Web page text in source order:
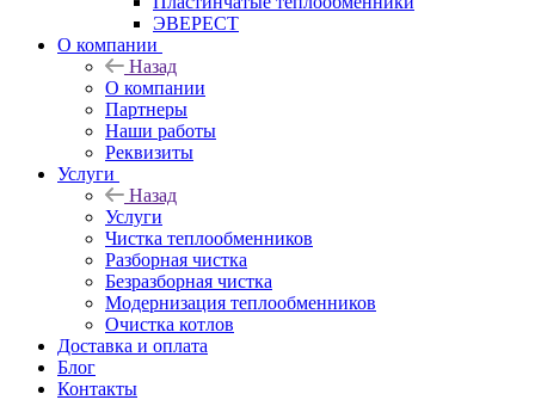
ЭВЕРЕСТ
О компании
Назад
О компании
Партнеры
Наши работы
Реквизиты
Услуги
Назад
Услуги
Чистка теплообменников
Разборная чистка
Безразборная чистка
Модернизация теплообменников
Очистка котлов
Доставка и оплата
Блог
Контакты